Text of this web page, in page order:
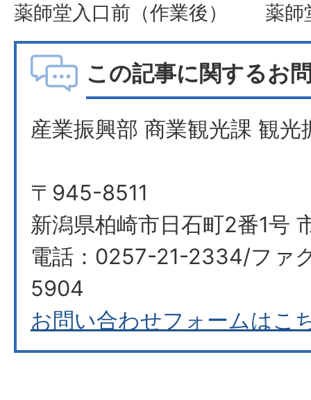
薬師堂入口前（作業後） 薬師
この記事に関するお
産業振興部 商業観光課 観光
〒945-8511
新潟県柏崎市日石町2番1号
電話：0257-21-2334/ファ
5904
お問い合わせフォームはこ